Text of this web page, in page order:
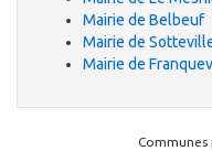
Mairie de Belbeuf
Mairie de
Mairie de